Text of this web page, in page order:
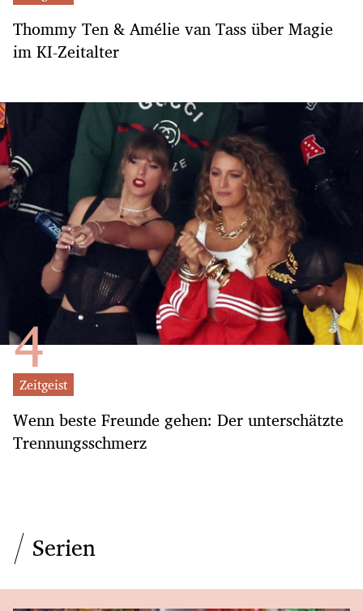
Thommy Ten & Amélie van Tass über Magie
im KI-Zeitalter
Zeitgeist
Wenn beste Freunde gehen: Der unterschätzte
Trennungsschmerz
Serien